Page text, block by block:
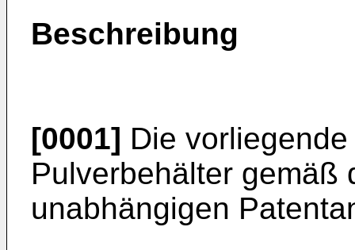
Beschreibung
[0001] Die
Pulverbehälter gemäß
unabhängigen